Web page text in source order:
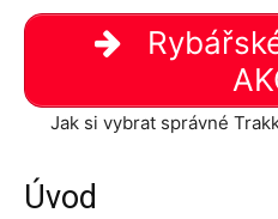
Jak si vybrat správné
Úvod